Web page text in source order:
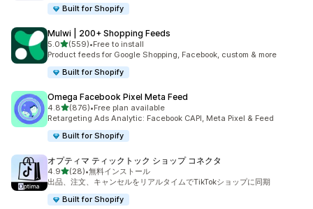
Built for Shopify
Mulwi | 200+ Shopping Feeds
5.05つ星中
(559)
合計レビュー数：559件
•Free to install
Product feeds for Google Shopping, Facebook, custom & more
Built for Shopify
Omega Facebook Pixel Meta Feed
4.85つ星中
(876)
合計レビュー数：876件
•Free plan available
Retargeting Ads Analytic: Facebook CAPI, Meta Pixel & Feed
Built for Shopify
オプティマ ティックトック ショップ コネクタ
4.95つ星中
(28)
合計レビュー数：28件
•無料インストール
出品、注文、キャンセルをリアルタイムでTikTokショップに同期
Built for Shopify